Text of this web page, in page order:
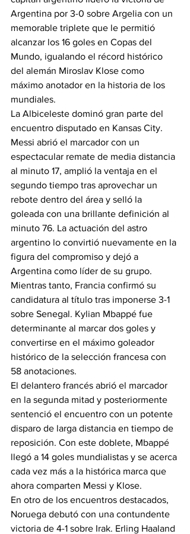
Argentina por 3-0 sobre Argelia con un
memorable triplete que le permitió
alcanzar los 16 goles en Copas del
Mundo, igualando el récord histórico
del alemán Miroslav Klose como
máximo anotador en la historia de los
mundiales.
La Albiceleste dominó gran parte del
encuentro disputado en Kansas City.
Messi abrió el marcador con un
espectacular remate de media distancia
al minuto 17, amplió la ventaja en el
segundo tiempo tras aprovechar un
rebote dentro del área y selló la
goleada con una brillante definición al
minuto 76. La actuación del astro
argentino lo convirtió nuevamente en la
figura del compromiso y dejó a
Argentina como líder de su grupo.
Mientras tanto, Francia confirmó su
candidatura al título tras imponerse 3-1
sobre Senegal. Kylian Mbappé fue
determinante al marcar dos goles y
convertirse en el máximo goleador
histórico de la selección francesa con
58 anotaciones.
El delantero francés abrió el marcador
en la segunda mitad y posteriormente
sentenció el encuentro con un potente
disparo de larga distancia en tiempo de
reposición. Con este doblete, Mbappé
llegó a 14 goles mundialistas y se acerca
cada vez más a la histórica marca que
ahora comparten Messi y Klose.
En otro de los encuentros destacados,
Noruega debutó con una contundente
victoria de 4-1 sobre Irak. Erling Haaland